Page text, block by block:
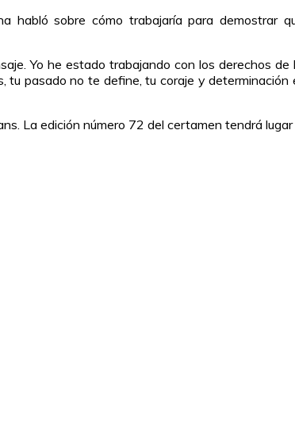
habló sobre cómo trabajaría para demostrar
Yo he estado trabajando con los derechos de
pasado no te define, tu coraje y determinación
La edición número 72 del certamen tendrá